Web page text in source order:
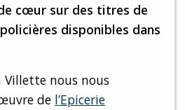
cœur sur des titres de
disponibles dans
Villette nous nous
de l’Epicerie